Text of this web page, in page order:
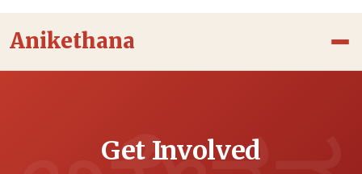
Skip
content
Anikethana
Get Involved